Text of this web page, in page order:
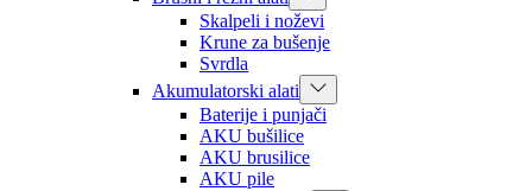
Skalpeli i noževi
Krune za bušenje
Svrdla
Akumulatorski alati
Baterije i punjači
AKU bušilice
AKU brusilice
AKU pile